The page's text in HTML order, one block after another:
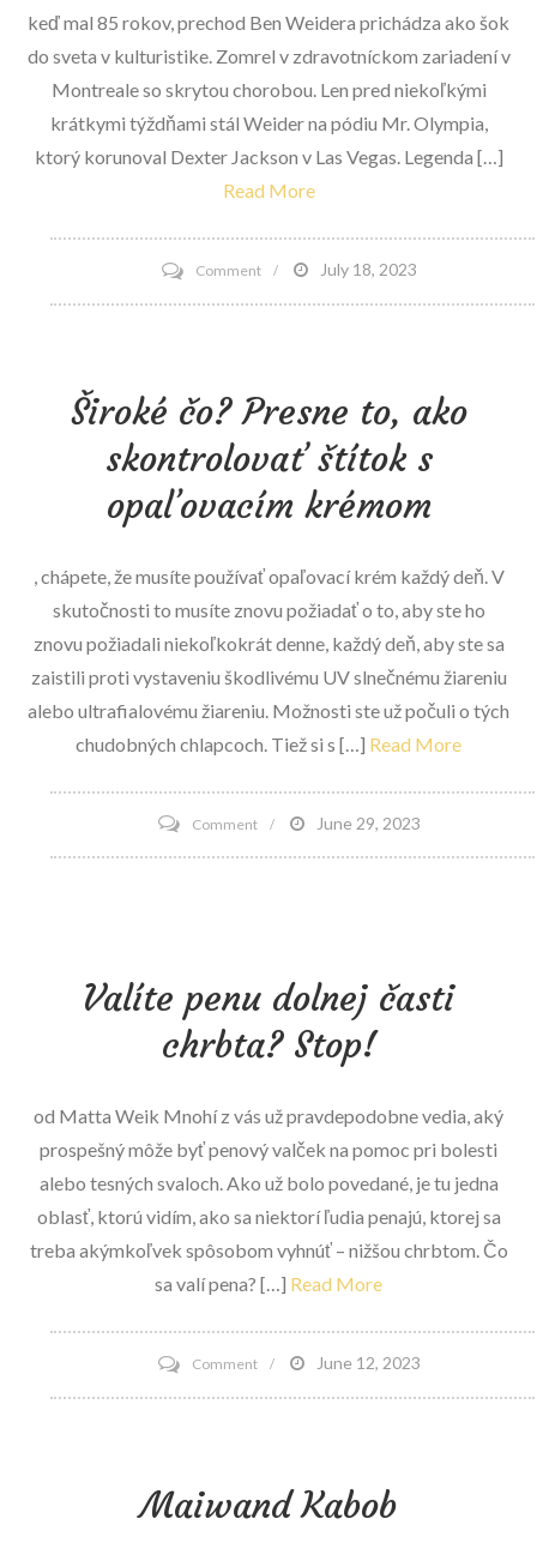
štátov
keď mal 85 rokov, prechod Ben Weidera prichádza ako šok
do sveta v kulturistike. Zomrel v zdravotníckom zariadení v
Montreale so skrytou chorobou. Len pred niekoľkými
krátkymi týždňami stál Weider na pódiu Mr. Olympia,
ktorý korunoval Dexter Jackson v Las Vegas. Legenda […]
Read More
Commenton
Priekopník
Ben
zomrel
na
July 18, 2023
Široké čo? Presne to, ako
skontrolovať štítok s
opaľovacím krémom
, chápete, že musíte používať opaľovací krém každý deň. V
skutočnosti to musíte znovu požiadať o to, aby ste ho
znovu požiadali niekoľkokrát denne, každý deň, aby ste sa
zaistili proti vystaveniu škodlivému UV slnečnému žiareniu
alebo ultrafialovému žiareniu. Možnosti ste už počuli o tých
chudobných chlapcoch. Tiež si s […] Read More
Commenton
Široké
štítok
opaľovacím
krémom
June 29, 2023
Valíte penu dolnej časti
chrbta? Stop!
od Matta Weik Mnohí z vás už pravdepodobne vedia, aký
prospešný môže byť penový valček na pomoc pri bolesti
alebo tesných svaloch. Ako už bolo povedané, je tu jedna
oblasť, ktorú vidím, ako sa niektorí ľudia penajú, ktorej sa
treba akýmkoľvek spôsobom vyhnúť – nižšou chrbtom. Čo
sa valí pena? […] Read More
Commenton
Valíte
June 12, 2023
Maiwand Kabob